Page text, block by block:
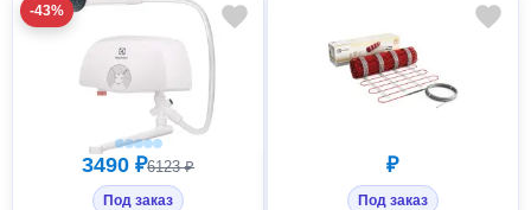
-43%
3490 ₽6123 ₽
Под заказ
₽
Под заказ